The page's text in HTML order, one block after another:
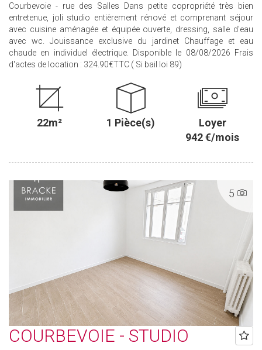
Courbevoie - rue des Salles Dans petite copropriété très bien
entretenue, joli studio entièrement rénové et comprenant séjour
avec cuisine aménagée et équipée ouverte, dressing, salle d'eau
avec wc. Jouissance exclusive du jardinet Chauffage et eau
chaude en individuel électrique. Disponible le 08/08/2026 Frais
d'actes de location : 324.90€TTC ( Si bail loi 89)
22m² 1 Pièce(s)
Loyer
942 €/mois
5
COURBEVOIE - STUDIO